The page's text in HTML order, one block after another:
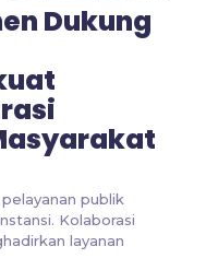
Dukung
publik
Kolaborasi
layanan